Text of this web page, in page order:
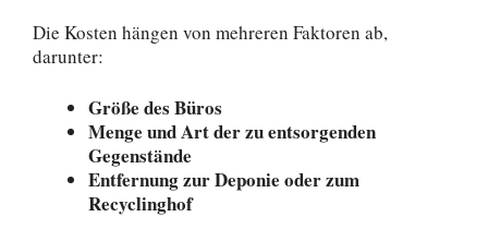
Die Kosten hängen von mehreren Faktoren ab,
darunter:
Größe des Büros
Menge und Art der zu entsorgenden
Gegenstände
Entfernung zur Deponie oder zum
Recyclinghof